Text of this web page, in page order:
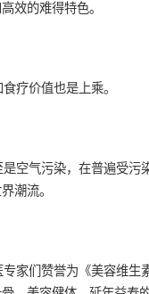
效的难得特色。
疗价值也是上乘。
空气污染，在普遍受污
潮流。
家们赞誉为《美容维生